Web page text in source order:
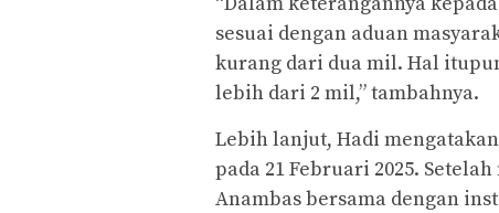
sesuai dengan aduan
kurang dari dua mil. Hal
lebih dari 2 mil,” tambahnya.
Lebih lanjut, Hadi
pada 21 Februari 2025.
Anambas bersama dengan